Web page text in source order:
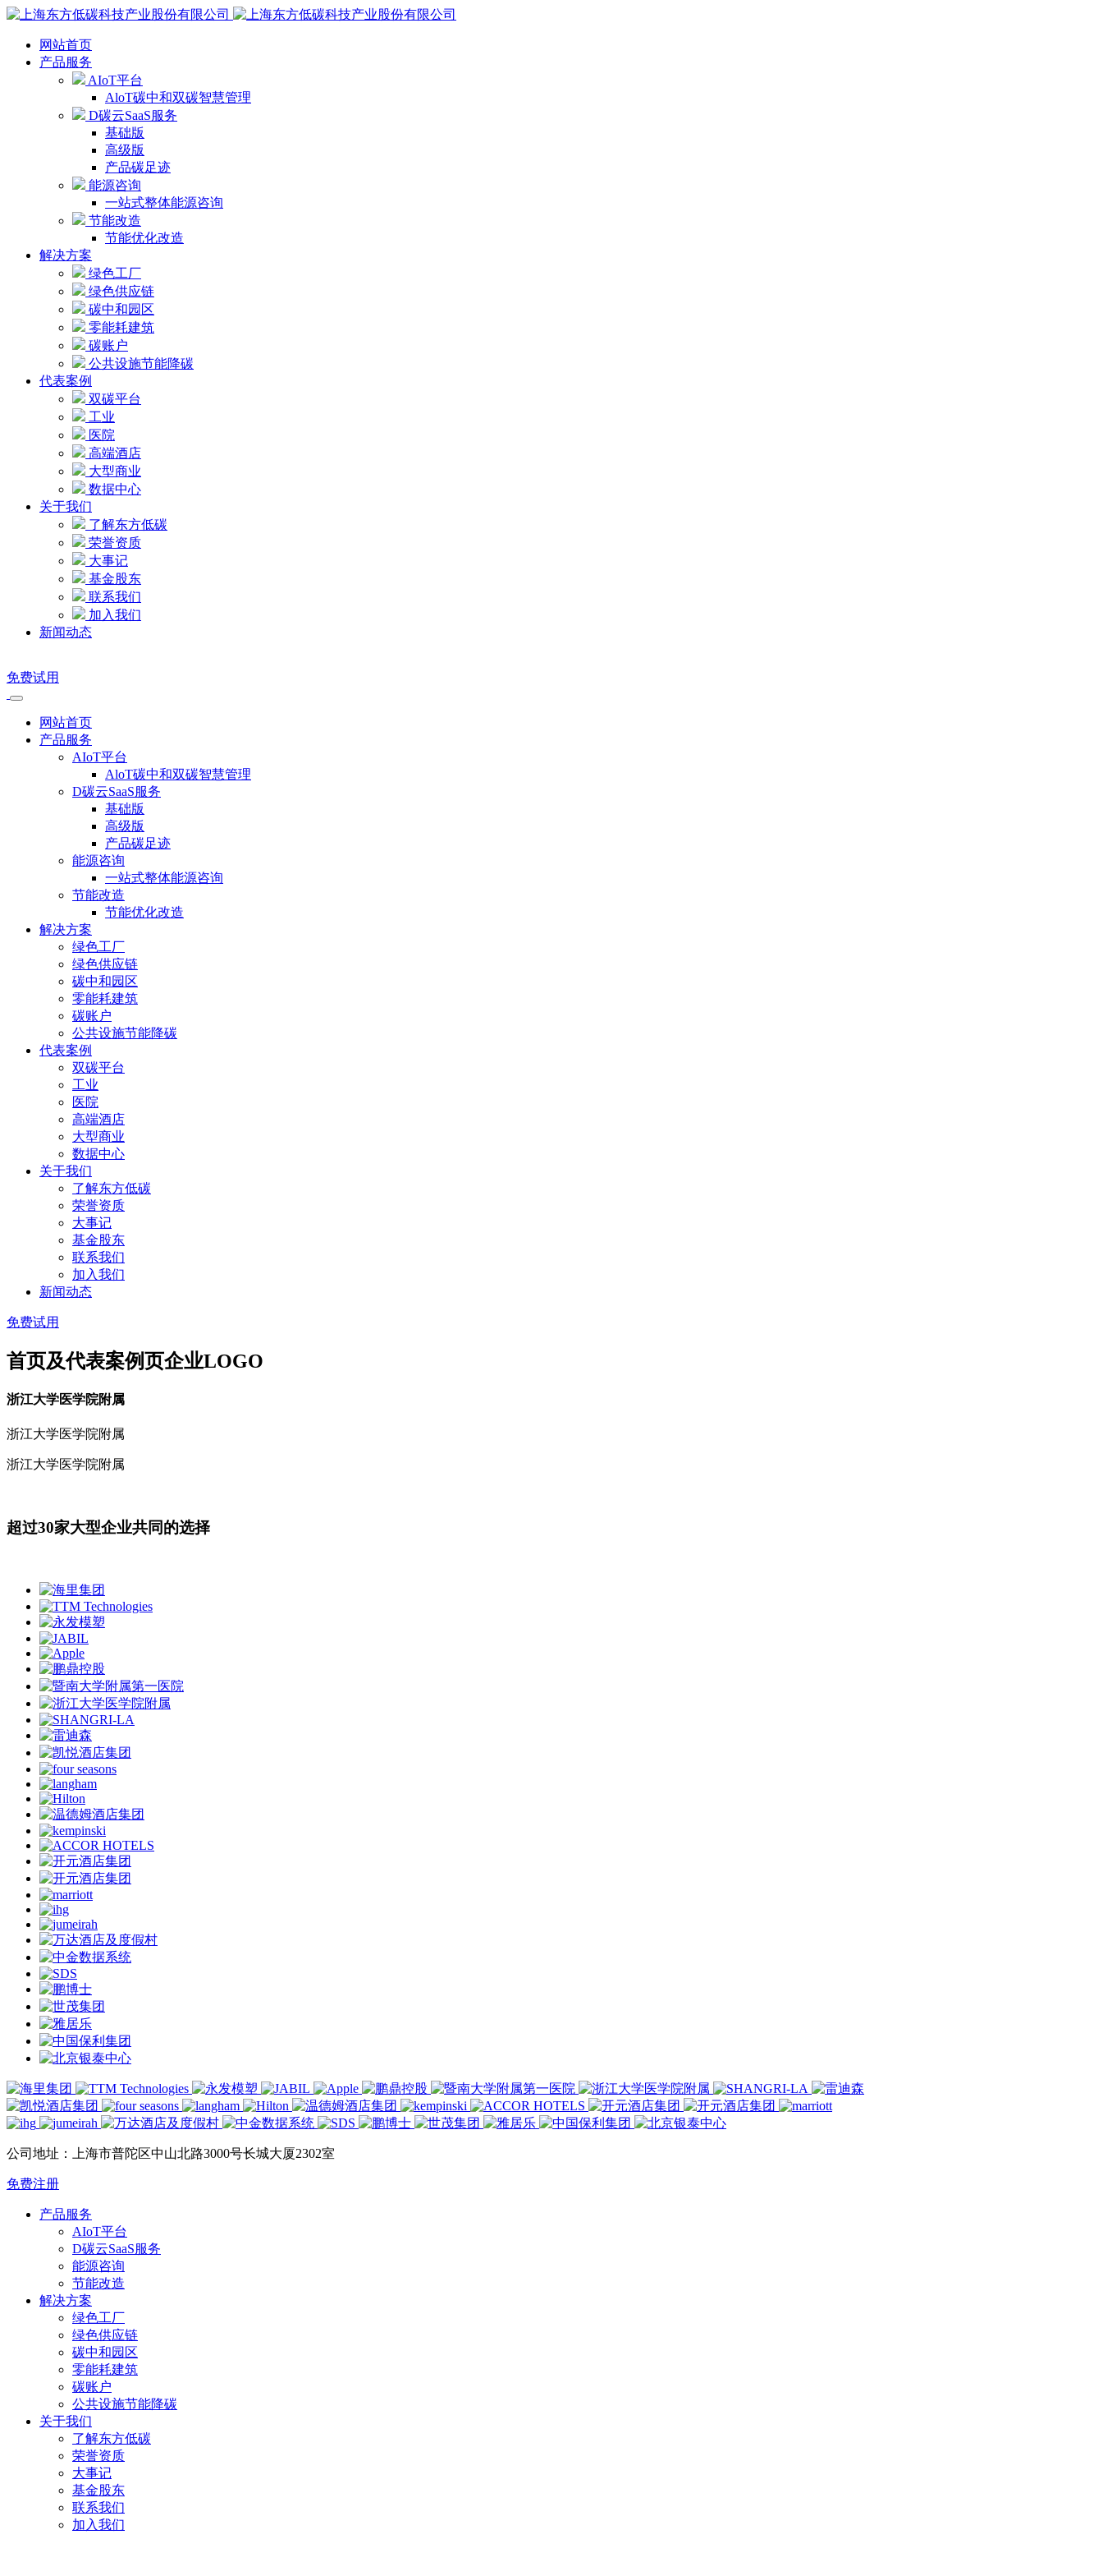
网站首页
产品服务
AIoT平台
AloT碳中和双碳智慧管理
D碳云SaaS服务
基础版
高级版
产品碳足迹
能源咨询
一站式整体能源咨询
节能改造
节能优化改造
解决方案
绿色工厂
绿色供应链
碳中和园区
零能耗建筑
碳账户
公共设施节能降碳
代表案例
双碳平台
工业
医院
高端酒店
大型商业
数据中心
关于我们
了解东方低碳
荣誉资质
大事记
基金股东
联系我们
加入我们
新闻动态
免费试用
网站首页
产品服务
AIoT平台
AloT碳中和双碳智慧管理
D碳云SaaS服务
基础版
高级版
产品碳足迹
能源咨询
一站式整体能源咨询
节能改造
节能优化改造
解决方案
绿色工厂
绿色供应链
碳中和园区
零能耗建筑
碳账户
公共设施节能降碳
代表案例
双碳平台
工业
医院
高端酒店
大型商业
数据中心
关于我们
了解东方低碳
荣誉资质
大事记
基金股东
联系我们
加入我们
新闻动态
免费试用
首页及代表案例页企业LOGO
浙江大学医学院附属
浙江大学医学院附属
浙江大学医学院附属
超过30家大型企业共同的选择
公司地址：上海市普陀区中山北路3000号长城大厦2302室
免费注册
产品服务
AIoT平台
D碳云SaaS服务
能源咨询
节能改造
解决方案
绿色工厂
绿色供应链
碳中和园区
零能耗建筑
碳账户
公共设施节能降碳
关于我们
了解东方低碳
荣誉资质
大事记
基金股东
联系我们
加入我们